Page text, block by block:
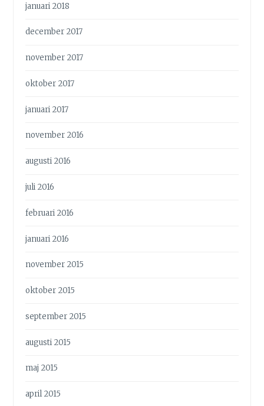
januari 2018
december 2017
november 2017
oktober 2017
januari 2017
november 2016
augusti 2016
juli 2016
februari 2016
januari 2016
november 2015
oktober 2015
september 2015
augusti 2015
maj 2015
april 2015